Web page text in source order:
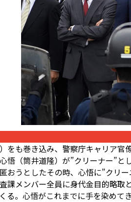
をも巻き込み、警察庁キャリア
悟（筒井道隆）が”クリーナー”
うとしたその時、心悟に”クリ
課メンバー全員に身代金目的略
る。心悟がこれまでに手を染め